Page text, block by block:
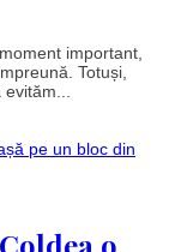
important,
Totuși,
evităm...